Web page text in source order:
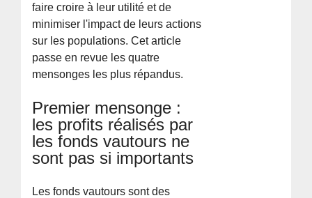
faire croire à leur utilité et de
minimiser l'impact de leurs actions
sur les populations. Cet article
passe en revue les quatre
mensonges les plus répandus.
Premier mensonge :
les profits réalisés par
les fonds vautours ne
sont pas si importants
Les fonds vautours sont des